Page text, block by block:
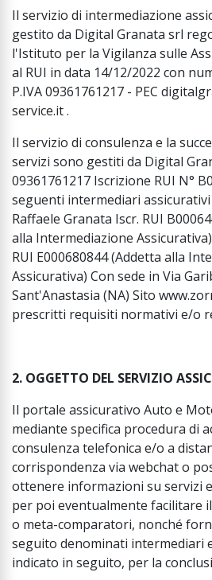
Il servizio di intermediazione
gestito da Digital Granata srl
l'Istituto per la Vigilanza sulle
al RUI in data 14/12/2022 con
P.IVA 09361761217 - PEC
service.it .
Il servizio di consulenza e la
servizi sono gestiti da Digital
09361761217 Iscrizione RUI N°
seguenti intermediari assicurativi
Raffaele Granata Iscr. RUI
alla Intermediazione
RUI E000680844 (Addetta alla
Assicurativa) Con sede in Via
Sant'Anastasia (NA) Sito
prescritti requisiti normativi e/o
2. OGGETTO DEL SERVIZIO
Il portale assicurativo Auto e
mediante specifica procedura di
consulenza telefonica e/o a
corrispondenza via webchat o
ottenere informazioni su servizi
per poi eventualmente facilitare
o meta-comparatori, nonché
seguito denominati intermediari
indicato in seguito, per la